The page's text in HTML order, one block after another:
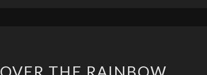
THE RAINBOW